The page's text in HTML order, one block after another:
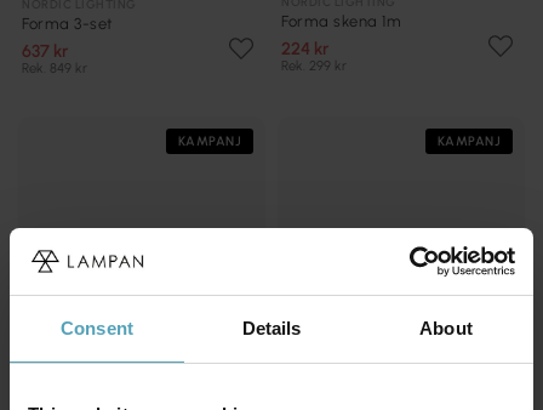
Consent Details About
Forma 3-set
637 kr
Rek. 849 kr
Forma skena 1m
224 kr
Rek. 299 kr
KAMPANJ KAMPANJ